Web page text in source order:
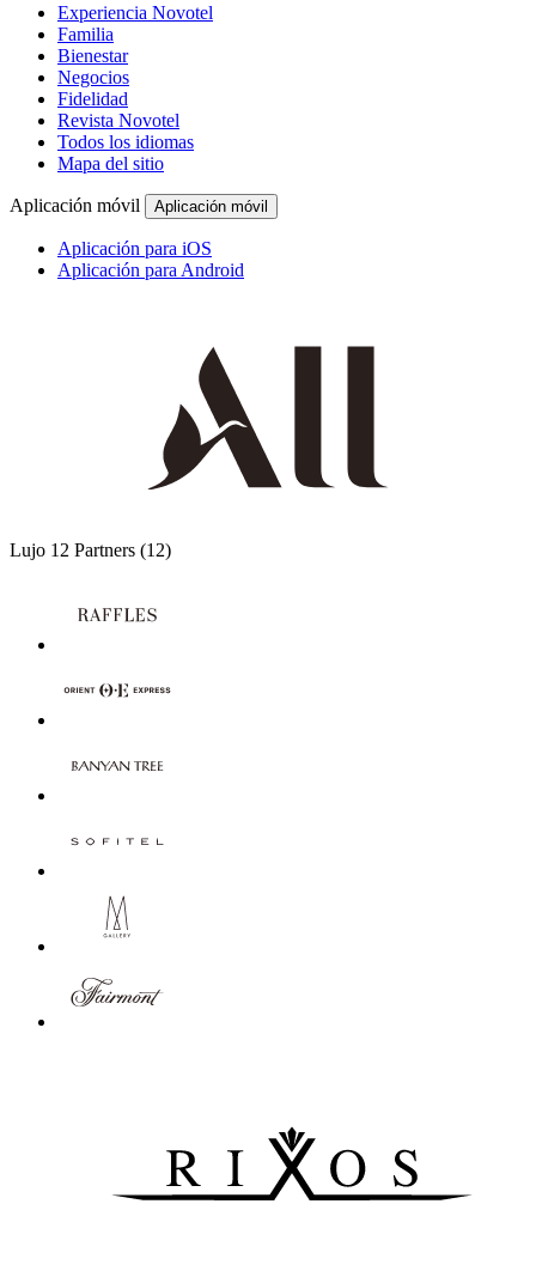
Experiencia Novotel
Familia
Bienestar
Negocios
Fidelidad
Revista Novotel
Todos los idiomas
Mapa del sitio
Aplicación móvil Aplicación móvil
Aplicación para iOS
Aplicación para Android
Lujo 12 Partners (12)